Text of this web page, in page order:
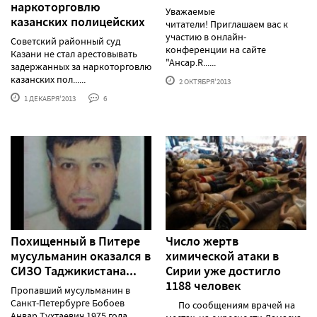
наркоторговлю
казанских полицейских
Советский районный суд
Казани не стал арестовывать
задержанных за наркоторговлю
казанских пол......
1 ДЕКАБРЯ'2013 6
Уважаемые
читатели! Приглашаем вас к
участию в онлайн-
конференции на сайте
"Ансар.R......
2 ОКТЯБРЯ'2013
Похищенный в Питере
мусульманин оказался в
СИЗО Таджикистана...
Пропавший мусульманин в
Санкт-Петербурге Бобоев
Число жертв
химической атаки в
Сирии уже достигло
1188 человек
По сообщениям врачей на